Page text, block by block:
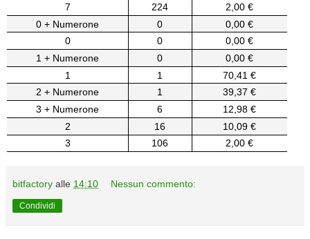
7
224
2,00 €
0 + Numerone
0
0,00 €
0
0
0,00 €
1 + Numerone
0
0,00 €
1
1
70,41 €
2 + Numerone
1
39,37 €
3 + Numerone
6
12,98 €
2
16
10,09 €
3
106 2,00 €
bitfactory alle 14:10 Nessun commento:
Condividi